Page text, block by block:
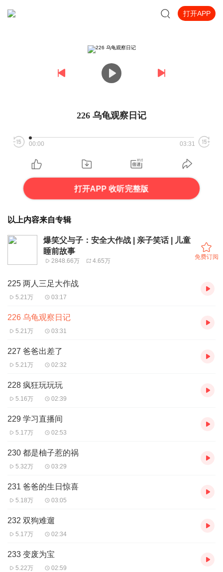
打开APP
226 乌龟观察日记
00:00 03:31
打开APP 收听完整版
以上内容来自专辑
爆笑父与子：安全大作战 | 亲子笑话 | 儿童
睡前故事
2848.66万 4.65万
免费订阅
225 两人三足大作战
5.21万 03:17
226 乌龟观察日记
5.21万 03:31
227 爸爸出差了
5.21万 02:32
228 疯狂玩玩玩
5.16万 02:39
229 学习直播间
5.17万 02:53
230 都是柚子惹的祸
5.32万 03:29
231 爸爸的生日惊喜
5.18万 03:05
232 双狗难遛
5.17万 02:34
233 变废为宝
5.22万 02:59